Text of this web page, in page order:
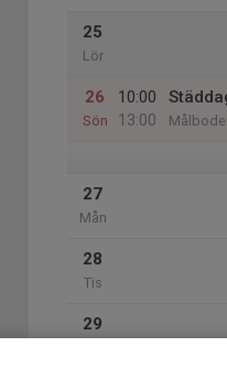
25
Lör
26
Sön
10:00
13:00
27
Mån
28
Tis
29